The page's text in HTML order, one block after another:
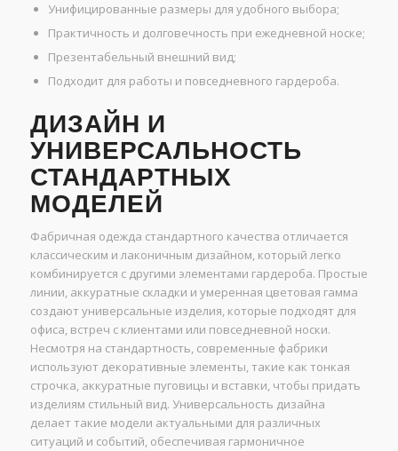
Унифицированные размеры для удобного выбора;
Практичность и долговечность при ежедневной носке;
Презентабельный внешний вид;
Подходит для работы и повседневного гардероба.
ДИЗАЙН И
УНИВЕРСАЛЬНОСТЬ
СТАНДАРТНЫХ
МОДЕЛЕЙ
Фабричная одежда стандартного качества отличается
классическим и лаконичным дизайном, который легко
комбинируется с другими элементами гардероба. Простые
линии, аккуратные складки и умеренная цветовая гамма
создают универсальные изделия, которые подходят для
офиса, встреч с клиентами или повседневной носки.
Несмотря на стандартность, современные фабрики
используют декоративные элементы, такие как тонкая
строчка, аккуратные пуговицы и вставки, чтобы придать
изделиям стильный вид. Универсальность дизайна
делает такие модели актуальными для различных
ситуаций и событий, обеспечивая гармоничное